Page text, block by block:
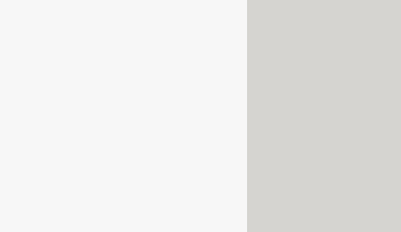
programas especializados, elige
necesario,